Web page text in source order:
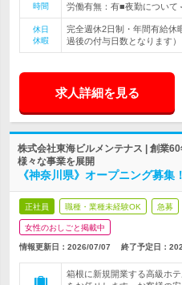
時間
労働有無：有■夜勤について
休日
休暇
完全週休2日制・年間有給休
過後の付与日数となります
求人詳細を見る
株式会社東海ビルメンテナス | 創業
様々な事業を展開
《神奈川県》オープニング募
正社員 職種・業種未経験OK 急募
女性のおしごと掲載中
情報更新日：2026/07/07 終了予定日：
箱根に新規開業する高級ホ